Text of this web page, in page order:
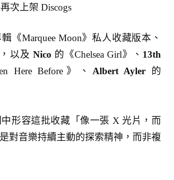
次上架 Discogs
《Marquee Moon》私人收藏版本、
以及 Nico 的《Chelsea Girl》、 13th
Here Before》、 Albert Ayler 的
形容這批收藏「像一張 X 光片，而
對音樂持續主動的探索精神，而非複